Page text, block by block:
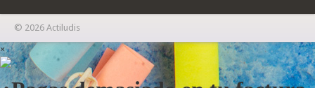
© 2026 Actiludis
×